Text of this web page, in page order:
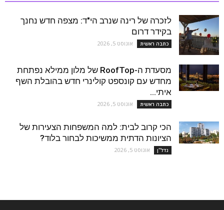
לזכרה של רינה שנרב הי"ד: מצפה חדש נחנך
בקידר דרום
כתבה ראשית אוגוסט 5, 2026
מסעדת ה-RoofTop של מלון ממילא נפתחת
מחדש עם קונספט קולינרי חדש בהובלת השף
איתי...
כתבה ראשית אוגוסט 5, 2026
הכי קרוב לבית: למה המשפחות הצעירות של
הציונות הדתית ממשיכות לבחור בלוד?
נדל''ן אוגוסט 5, 2026